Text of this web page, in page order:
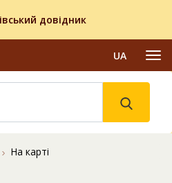
довідник
UA
На карті